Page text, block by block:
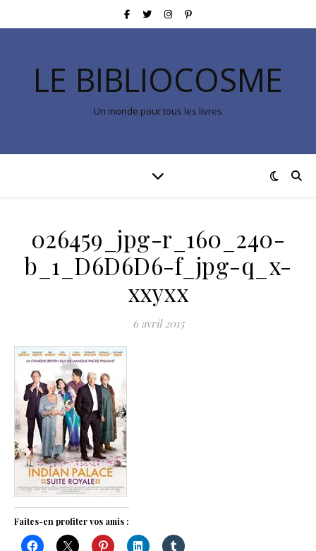
LE BIBLIOCOSME
Un monde pour tous les livres
026459_jpg-r_160_240-
b_1_D6D6D6-f_jpg-q_x-
xxyxx
6 avril 2015
Faites-en profiter vos amis :